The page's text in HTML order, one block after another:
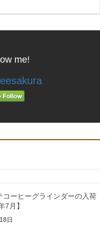
me!
コーヒーグラインダーの入荷
7月】
日